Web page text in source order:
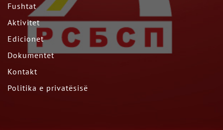
Fushtat
Aktivitet
Edicionet
Dokumentet
Kontakt
Politika e privatësisë